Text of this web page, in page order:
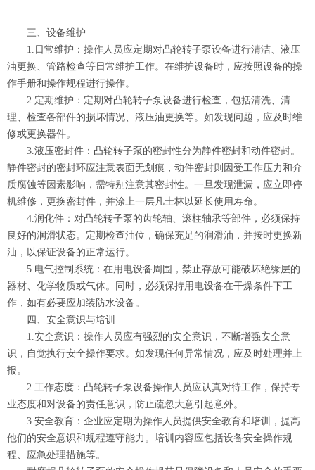
三、设备维护
1.日常维护：操作人员应定期对凸轮转子泵设备进行清洁、液压
油更换、管路检查等日常维护工作。在维护设备时，应按照设备的操
作手册和操作规程进行操作。
2.定期维护：定期对凸轮转子泵设备进行检查，包括清洗、清
理、检查各部件的损坏情况、液压油更换等。如发现问题，应及时维
修或更换器件。
3.液压密封件：凸轮转子泵的密封性分为静件密封和动件密封。
静件密封的密封环应注意表面无划痕，动件密封则因受工作压力和介
质腐蚀等因素影响，需特别注意其密封性。一旦发现泄漏，应立即停
机维修，更换密封件，并涂上一层凡士林以延长使用寿命。
4.润化件：对凸轮转子泵的齿轮轴、滚柱轴承等部件，必须保持
良好的润滑状态。定期检查油位，确保充足的润滑油，并按时更换新
油，以保证设备的正常运行。
5.电气控制系统：在用电设备周围，禁止存放可能破坏绝缘层的
器材、化学物质或气体。同时，必须保持用电设备在干燥条件下工
作，如有必要应加装防水设备。
四、安全意识与培训
1.安全意识：操作人员应有强烈的安全意识，不断增强安全意
识，自觉执行安全操作要求。如发现任何异常情况，应及时处理并上
报。
2.工作态度：凸轮转子泵设备操作人员应认真对待工作，保持专
业态度和对设备的责任意识，防止疏忽大意引起意外。
3.安全教育：企业应定期为操作人员提供安全教育和培训，提高
他们的安全意识和规程遵守能力。培训内容应包括设备安全操作规
程、应急处理措施等。